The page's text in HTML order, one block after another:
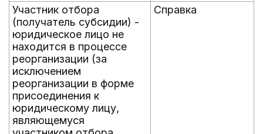
Участник отбора
(получатель субсидии) -
юридическое лицо не
находится в процессе
реорганизации (за
исключением
реорганизации в форме
присоединения к
юридическому лицу,
являющемуся
Справка